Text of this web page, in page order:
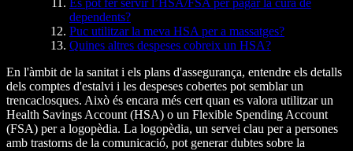
dependents?
Puc utilitzar la meva HSA per a massatges?
Quines altres despeses cobreix un HSA?
En l'àmbit de la sanitat i els plans d'assegurança, entendre els detalls
dels comptes d'estalvi i les despeses cobertes pot semblar un
trencaclosques. Això és encara més cert quan es valora utilitzar un
Health Savings Account (HSA) o un Flexible Spending Account
(FSA) per a logopèdia. La logopèdia, un servei clau per a persones
amb trastorns de la comunicació, pot generar dubtes sobre la